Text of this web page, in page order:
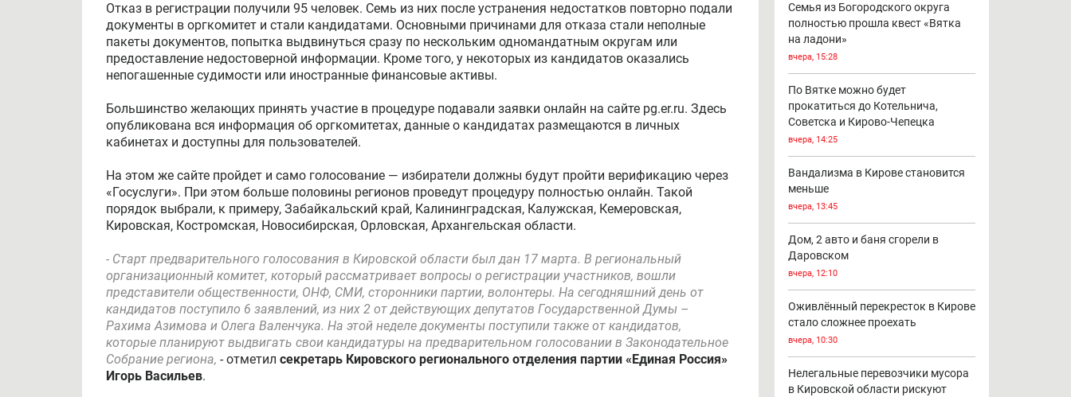
Отказ в регистрации получили 95 человек. Семь из них после устранения недостатков повторно подали
документы в оргкомитет и стали кандидатами. Основными причинами для отказа стали неполные
пакеты документов, попытка выдвинуться сразу по нескольким одномандатным округам или
предоставление недостоверной информации. Кроме того, у некоторых из кандидатов оказались
непогашенные судимости или иностранные финансовые активы.
Большинство желающих принять участие в процедуре подавали заявки онлайн на сайте pg.er.ru. Здесь
опубликована вся информация об оргкомитетах, данные о кандидатах размещаются в личных
кабинетах и доступны для пользователей.
На этом же сайте пройдет и само голосование — избиратели должны будут пройти верификацию через
«Госуслуги». При этом больше половины регионов проведут процедуру полностью онлайн. Такой
порядок выбрали, к примеру, Забайкальский край, Калининградская, Калужская, Кемеровская,
Кировская, Костромская, Новосибирская, Орловская, Архангельская области.
- Старт предварительного голосования в Кировской области был дан 17 марта. В региональный
организационный комитет, который рассматривает вопросы о регистрации участников, вошли
представители общественности, ОНФ, СМИ, сторонники партии, волонтеры. На сегодняшний день от
кандидатов поступило 6 заявлений, из них 2 от действующих депутатов Государственной Думы –
Рахима Азимова и Олега Валенчука. На этой неделе документы поступили также от кандидатов,
которые планируют выдвигать свои кандидатуры на предварительном голосовании в Законодательное
Собрание региона, - отметил секретарь Кировского регионального отделения партии «Единая Россия»
Игорь Васильев.
Семья из Богородского округа
полностью прошла квест «Вятка
на ладони»
вчера, 15:28
По Вятке можно будет
прокатиться до Котельнича,
Советска и Кирово-Чепецка
вчера, 14:25
Вандализма в Кирове становится
меньше
вчера, 13:45
Дом, 2 авто и баня сгорели в
Даровском
вчера, 12:10
Оживлённый перекресток в Кирове
стало сложнее проехать
вчера, 10:30
Нелегальные перевозчики мусора
в Кировской области рискуют